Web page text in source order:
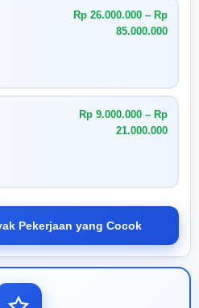
Rp 26.000.000 – Rp
85.000.000
Rp 9.000.000 – Rp
21.000.000
Pekerjaan yang Cocok